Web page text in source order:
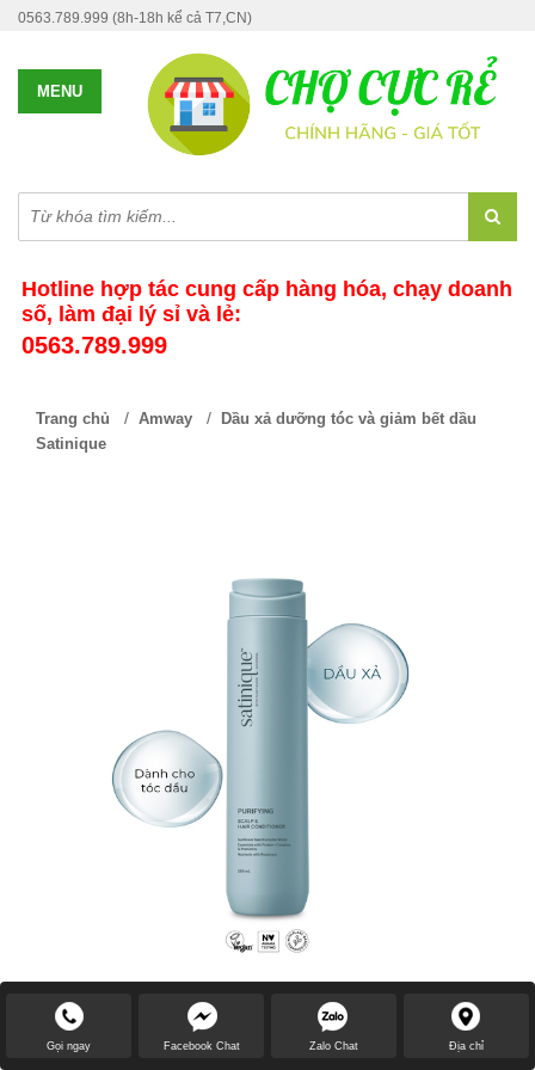
0563.789.999 (8h-18h kể cả T7,CN)
Hotline hợp tác cung cấp hàng hóa, chạy doanh
số, làm đại lý sỉ và lẻ:
0563.789.999
Trang chủ / Amway /
Dầu xả dưỡng tóc và giảm bết dầu
Satinique
Lượt xem:
Dầu xả dưỡng tóc và giảm
Gọi ngay Facebook Chat Zalo Chat Địa chỉ